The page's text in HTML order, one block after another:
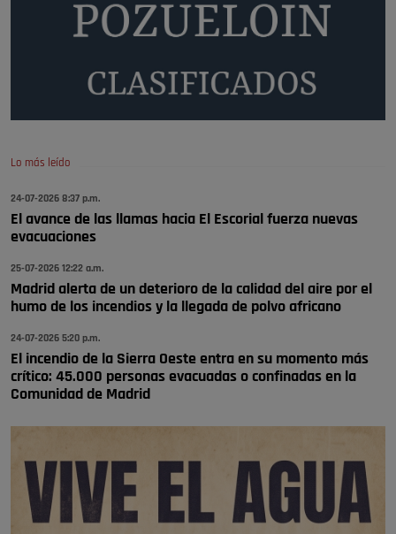
todos, no vamos a notar …
Pozuelo de Alarcón
A ver si llega alguno que de verdad le importe la seguridad de Pozuelo
Pozuelo de Alarcón
Pozuelo de Alarcón
🔴 EXCLUSIVA | El comisario de la …
Lo más leído
24-07-2026 8:37 p.m.
El avance de las llamas hacia El Escorial fuerza nuevas
evacuaciones
25-07-2026 12:22 a.m.
Madrid alerta de un deterioro de la calidad del aire por el
humo de los incendios y la llegada de polvo africano
24-07-2026 5:20 p.m.
El incendio de la Sierra Oeste entra en su momento más
crítico: 45.000 personas evacuadas o confinadas en la
Comunidad de Madrid